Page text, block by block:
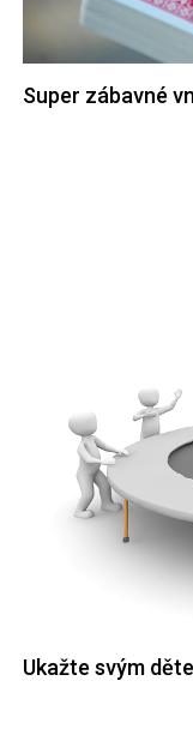
Super zábavné
Ukažte svým